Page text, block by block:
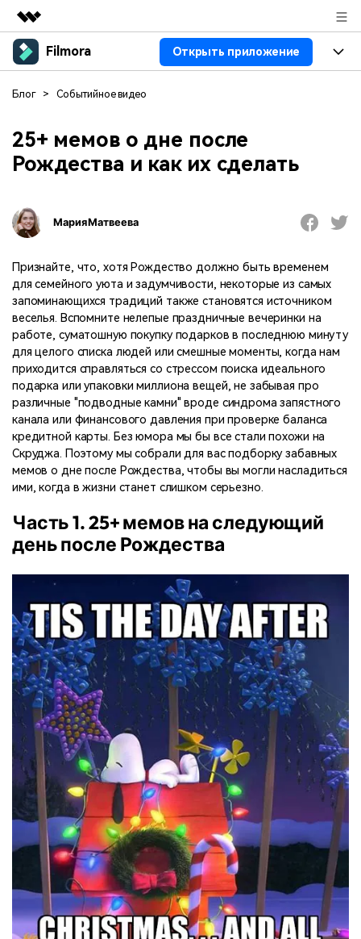
Рекомендуемые продукты
Бизнес
Решения
О нас
Новости
Покупка
Filmora Открыть приложение
Продукты
Особенности
ИИ
Видео/фото
Тексты
Решения
Пользователи
Видео-решения
Ресурсы
Видео промпты
100+ ИИ-промптов для
создания видео
Мастер-классы
Продвинутое обучение
видеомонтажу от
режиссеров и ютуберов
Темы видео
Самые популярные темы
видео на YouTube 2025
Маркетинговый
календарь
Спланируйте маркетинговую
кампанию для своих целей
Центр авторов
Вдохновляйтесь нашими
создателями контента
Специальные эффекты
"сделай сам"
Создавайте видеоэффекты
настоящий профессионал
Сообщество
Блог
Компания
Наша миссия, история и
клиенты
Связаться с нами
Мы всегда готовы помочь
Истории клиентов
Клиенты делятся своими
историями с Filmora
Партнёрская
программа
Партнёрство на уровне
корпоративного сектора
Приступая к работе
КУПИТЬ Войти
поиск
Блог > Событийное видео
25+ мемов о дне после
Рождества и как их сделать
Мария Матвеева
Признайте, что, хотя Рождество должно быть временем
для семейного уюта и задумчивости, некоторые из самых
запоминающихся традиций также становятся источником
веселья. Вспомните нелепые праздничные вечеринки на
работе, суматошную покупку подарков в последнюю минуту
для целого списка людей или смешные моменты, когда нам
приходится справляться со стрессом поиска идеального
подарка или упаковки миллиона вещей, не забывая про
различные "подводные камни" вроде синдрома запястного
канала или финансового давления при проверке баланса
кредитной карты. Без юмора мы бы все стали похожи на
Скруджа. Поэтому мы собрали для вас подборку забавных
мемов о дне после Рождества, чтобы вы могли насладиться
ими, когда в жизни станет слишком серьезно.
Часть 1. 25+ мемов на следующий
день после Рождества